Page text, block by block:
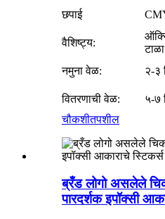
छपाई
वैशिष्ट्य:
नमुना वेळ:
२-३
वितरणाची वेळ:
५-७
चौकशीतपशील
ब्रँड लोगो असलेले
पारदर्शक इपॉक्सी